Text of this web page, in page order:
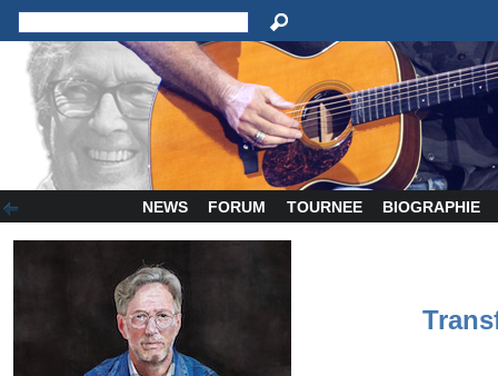
NEWS FORUM TOURNEE BIOGRAPHIE